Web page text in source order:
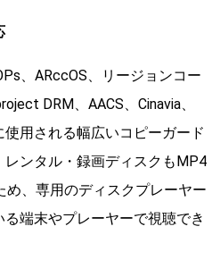
、ARccOS、リージョンコー
DRM、AACS、Cinavia、
使用される幅広いコピーガード
ンタル・録画ディスクもMP4
め、専用のディスクプレーヤー
端末やプレーヤーで視聴でき